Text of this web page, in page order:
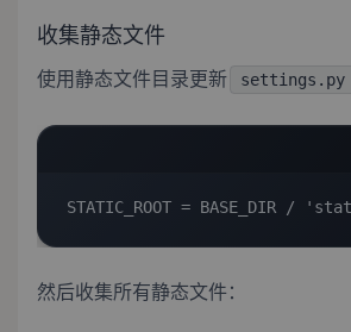
收集静态文件
使用静态文件目录更新 settings.py
STATIC_ROOT = BASE_DIR /
然后收集所有静态文件：